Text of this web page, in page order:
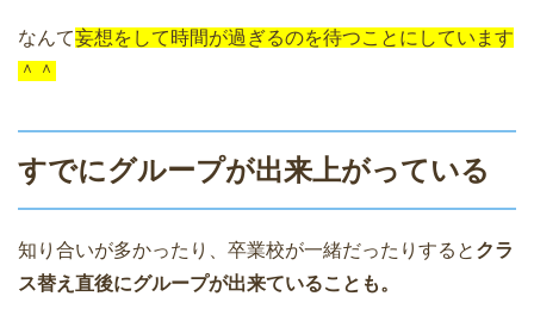
なんて妄想をして時間が過ぎるのを待つことにしています
＾＾
すでにグループが出来上がっている
知り合いが多かったり、卒業校が一緒だったりすると クラ
ス替え直後にグループが出来ていることも。